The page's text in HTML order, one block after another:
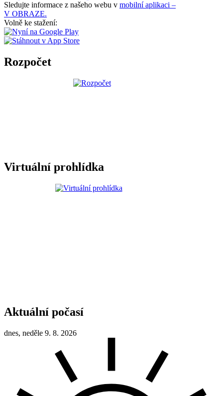
Sledujte informace z našeho webu v mobilní aplikaci –
V OBRAZE.
Volně ke stažení:
Rozpočet
Virtuální prohlídka
Aktuální počasí
dnes, neděle 9. 8. 2026